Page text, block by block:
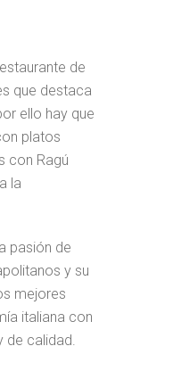
de
que destaca
ello hay que
platos
con Ragú
la
pasión de
y su
mejores
italiana con
de calidad.